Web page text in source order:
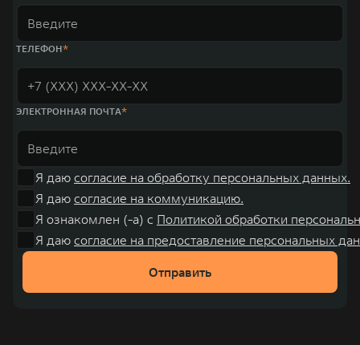
ТЕЛЕФОН
ЭЛЕКТРОННАЯ ПОЧТА
Я даю согласие на обработку персональных данных.
Я даю согласие на коммуникацию.
Я ознакомлен (-а) с Политикой обработки
Я даю согласие на предоставление персональных
Отправить